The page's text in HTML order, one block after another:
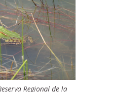
Regional de la